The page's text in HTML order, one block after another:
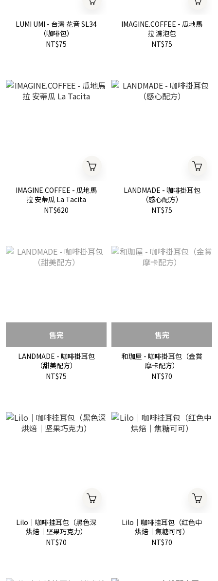
LUMI UMI - 台灣 花音 SL34
（咖啡包）
NT$75
IMAGINE.COFFEE - 瓜地馬
拉 濾泡包
NT$75
IMAGINE.COFFEE - 瓜地馬
拉 安蒂瓜 La Tacita
NT$620
LANDMADE - 咖啡掛耳包
（感心配方）
NT$75
售完
LANDMADE - 咖啡掛耳包
（甜美配方）
NT$75
售完
和珈屋 - 咖啡掛耳包（金賞
摩卡配方）
NT$70
Lilo｜咖啡挂耳包（黑色深
烘焙｜坚果巧克力）
NT$70
Lilo｜咖啡挂耳包（红色中
烘焙｜焦糖可可）
NT$70